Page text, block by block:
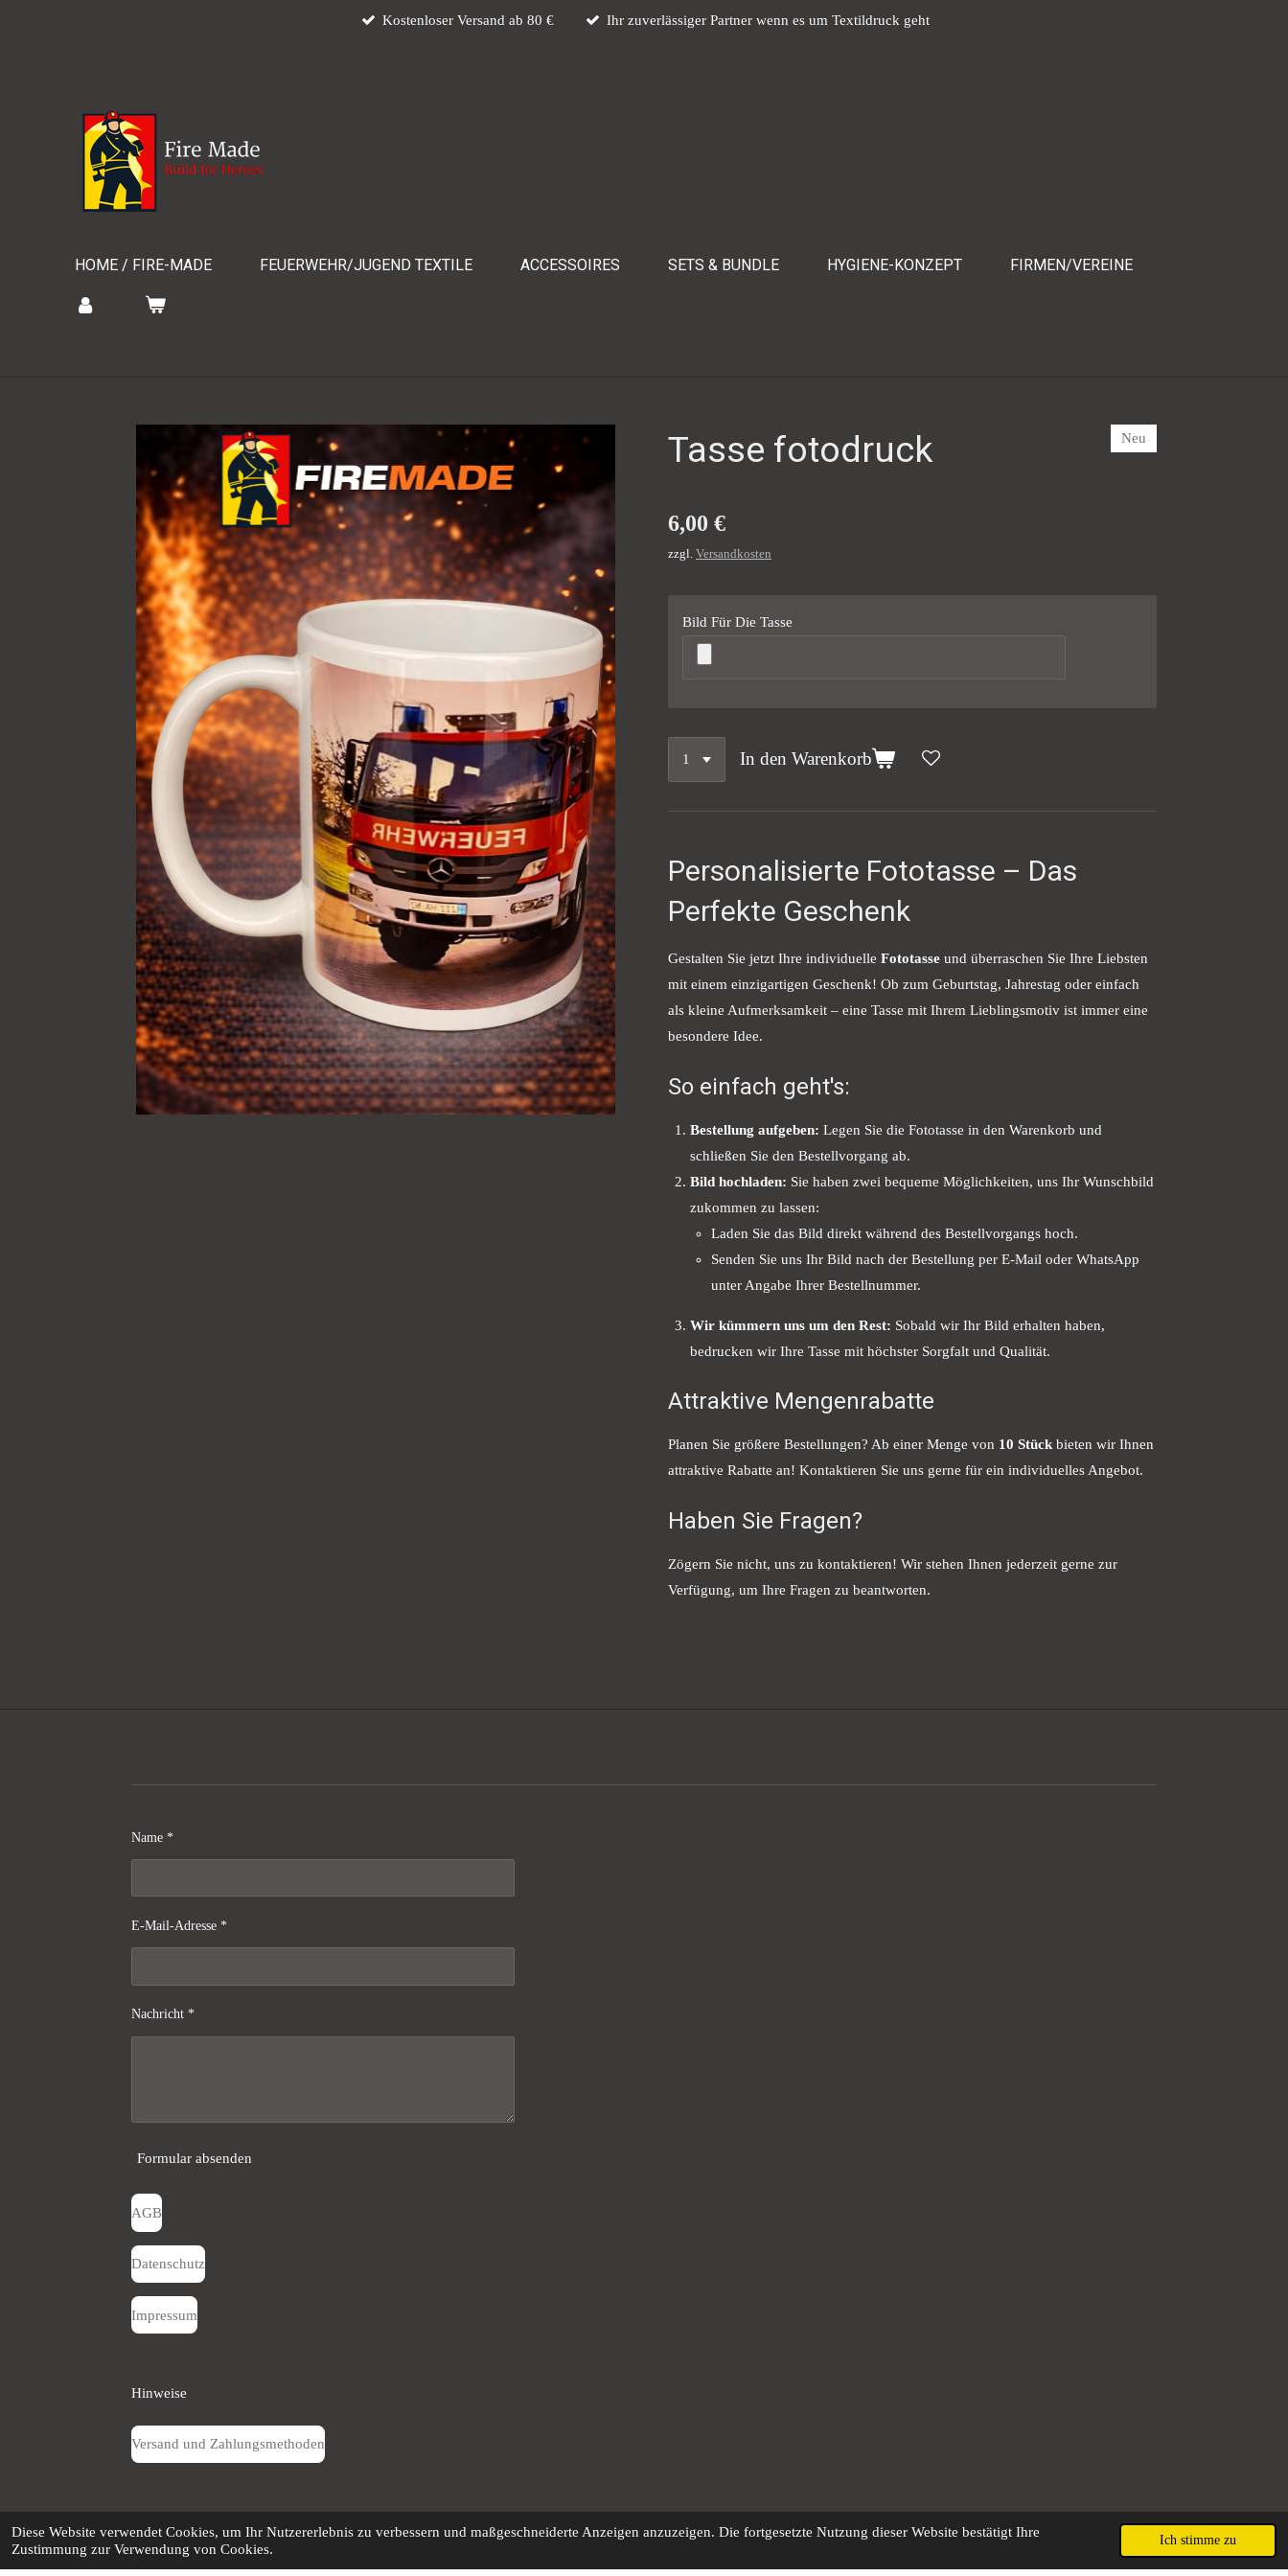
Diese Website verwendet Cookies, um Ihr Nutzererlebnis zu verbessern und maßgeschneiderte Anzeigen anzuzeigen. Die fortgesetzte Nutzung dieser Website bestätigt Ihre
Zustimmung zur Verwendung von Cookies.
Ich stimme zu
Kostenloser Versand ab 80 € Ihr zuverlässiger Partner wenn es um Textildruck geht
HOME / FIRE-MADE FEUERWEHR/JUGEND TEXTILE ACCESSOIRES SETS & BUNDLE HYGIENE-KONZEPT FIRMEN/VEREINE
Tasse fotodruck Neu
6,00 €
zzgl. Versandkosten
Bild Für Die Tasse
In den Warenkorb
Personalisierte Fototasse – Das
Perfekte Geschenk
Gestalten Sie jetzt Ihre individuelle Fototasse und überraschen Sie Ihre Liebsten
mit einem einzigartigen Geschenk! Ob zum Geburtstag, Jahrestag oder einfach
als kleine Aufmerksamkeit – eine Tasse mit Ihrem Lieblingsmotiv ist immer eine
besondere Idee.
So einfach geht's:
Bestellung aufgeben: Legen Sie die Fototasse in den Warenkorb und
schließen Sie den Bestellvorgang ab.
Bild hochladen: Sie haben zwei bequeme Möglichkeiten, uns Ihr Wunschbild
zukommen zu lassen:
Laden Sie das Bild direkt während des Bestellvorgangs hoch.
Senden Sie uns Ihr Bild nach der Bestellung per E-Mail oder WhatsApp
unter Angabe Ihrer Bestellnummer.
Wir kümmern uns um den Rest: Sobald wir Ihr Bild erhalten haben,
bedrucken wir Ihre Tasse mit höchster Sorgfalt und Qualität.
Attraktive Mengenrabatte
Planen Sie größere Bestellungen? Ab einer Menge von 10 Stück bieten wir Ihnen
attraktive Rabatte an! Kontaktieren Sie uns gerne für ein individuelles Angebot.
Haben Sie Fragen?
Zögern Sie nicht, uns zu kontaktieren! Wir stehen Ihnen jederzeit gerne zur
Verfügung, um Ihre Fragen zu beantworten.
Name *
E-Mail-Adresse *
Nachricht *
Formular absenden
AGB
Datenschutz
Impressum
Hinweise
Versand und Zahlungsmethoden
© 2024 - 2026 Fire-Made Webador